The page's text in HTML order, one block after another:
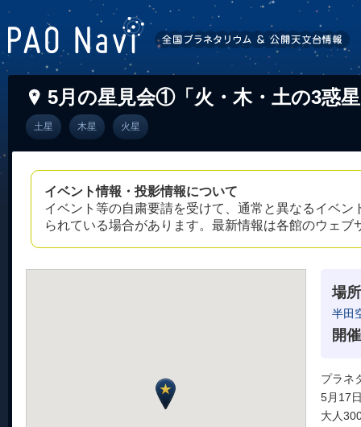
5月の星見会①「火・木・土の3惑
土星 木星 火星
イベント情報・投影情報について
イベント等の自粛要請を受けて、通常と異なるイベ
られている場合があります。最新情報は各館のウェ
場所
半田
開
プラネ
5月17
大人